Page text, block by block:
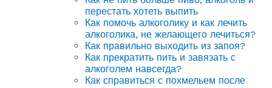
перестать хотеть выпить
Как помочь алкоголику и как лечить
алкоголика, не желающего лечиться?
Как правильно выходить из запоя?
Как прекратить пить и завязать с
алкоголем навсегда?
Как справиться с похмельем после